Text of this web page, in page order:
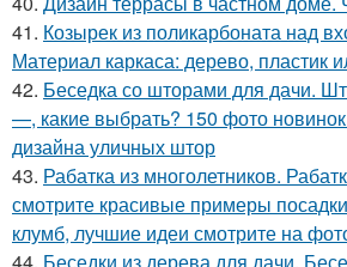
41. Козырек из поликарбоната над
Материал каркаса: дерево, пластик
42. Беседка со шторами для дачи.
—, какие выбрать? 150 фото новинок
дизайна уличных штор
43. Рабатка из многолетников.
смотрите красивые примеры
клумб, лучшие идеи смотрите на
44. Беседки из дерева для дачи.